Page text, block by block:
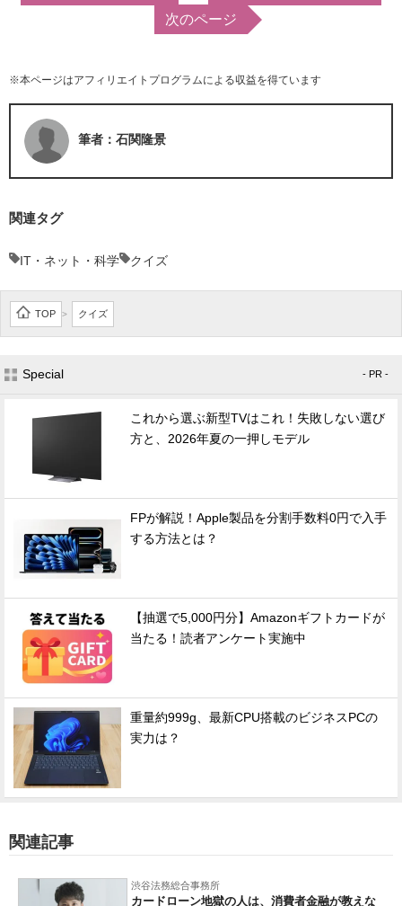
次のページ
※本ページはアフィリエイトプログラムによる収益を得ています
筆者：石関隆景
関連タグ
IT・ネット・科学 クイズ
TOP > クイズ
Special - PR -
これから選ぶ新型TVはこれ！失敗しない選び
方と、2026年夏の一押しモデル
FPが解説！Apple製品を分割手数料0円で入手
する方法とは？
【抽選で5,000円分】Amazonギフトカードが
当たる！読者アンケート実施中
重量約999g、最新CPU搭載のビジネスPCの
実力は？
関連記事
渋谷法務総合事務所
カードローン地獄の人は、消費者金融が教えな